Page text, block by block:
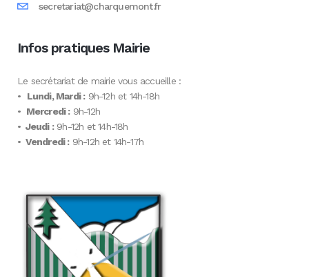
secretariat@charquemont.fr
Infos pratiques Mairie
Le secrétariat de mairie vous accueille :
• Lundi, Mardi :9h-12h et 14h-18h
• Mercredi :9h-12h
• Jeudi :9h-12h et 14h-18h
• Vendredi :9h-12h et 14h-17h